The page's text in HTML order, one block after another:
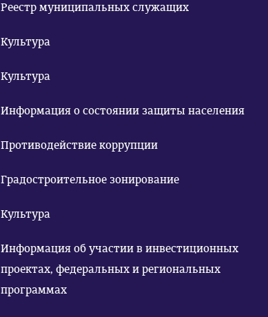
Реестр муниципальных служащих
Культура
Культура
Информация о состоянии защиты населения
Противодействие коррупции
Градостроительное зонирование
Культура
Информация об участии в инвестиционных
проектах, федеральных и региональных
программах